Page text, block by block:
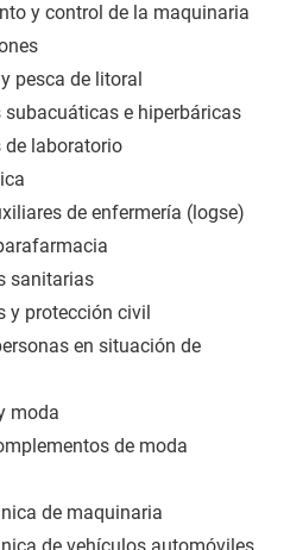
y control de la maquinaria
pesca de litoral
subacuáticas e hiperbáricas
de laboratorio
de enfermería (logse)
sanitarias
y protección civil
en situación de
moda
de moda
de maquinaria